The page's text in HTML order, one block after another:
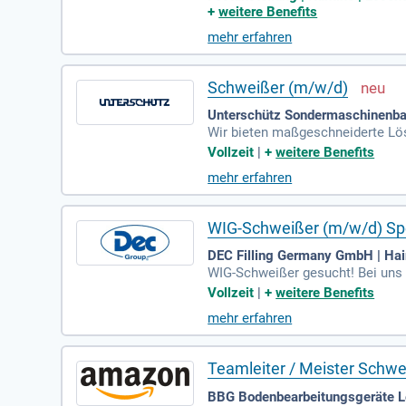
v mitzugestalten. Seit 1953
eld!
+weitere Benefits
mehr erfahren
Schweißer (m/w/d)
Unterschütz
Wir bieten maßgeschneiderte
ach individuellen
ng von Schweißverbindungen,
usbildung im Metallbereich und
Vollzeit |+weitere Benefits
mehr erfahren
WIG-Schweißer (m/w/d)
DEC Filling Germany GmbH |
WIG-Schweißer gesucht! Bei
–3 mm). Du arbeitest nicht am
h Blechbearbeitungsmaschinen
erforderlich, idealerweise
Vollzeit |+weitere Benefits
mehr erfahren
Teamleiter / Meister
BBG Bodenbearbeitungsgeräte